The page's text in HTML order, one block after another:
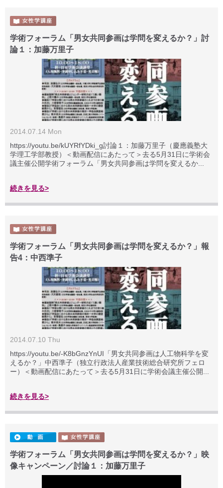
学術フォーラム「男女共同参画は学問を変えるか？」討
論１：加藤万里子
2014.07.14 Mon
https://youtu.be/kUYRfYDki_g討論１：加藤万里子（慶應義塾大
学理工学部教授）＜動画配信にあたって＞去る5月31日に学術会
議主催公開学術フォーラム「男女共同参画は学問を変えるか...
続きを見る>
学術フォーラム「男女共同参画は学問を変えるか？」報
告4：中西準子
2014.07.10 Thu
https://youtu.be/-K8bGnzYnUI「男女共同参画は人工物科学を変
えるか？」中西準子（独立行政法人産業技術総合研究所フェロ
ー）＜動画配信にあたって＞去る5月31日に学術会議主催公開...
続きを見る>
学術フォーラム「男女共同参画は学問を変えるか？」映
像キャンペーン／討論１：加藤万里子